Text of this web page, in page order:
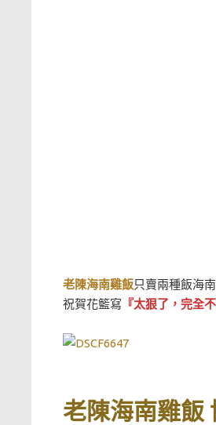
老陳海南雞飯只賣兩種飯海
祝賀花籃寫 『太狠了，完全
老陳海南雞飯